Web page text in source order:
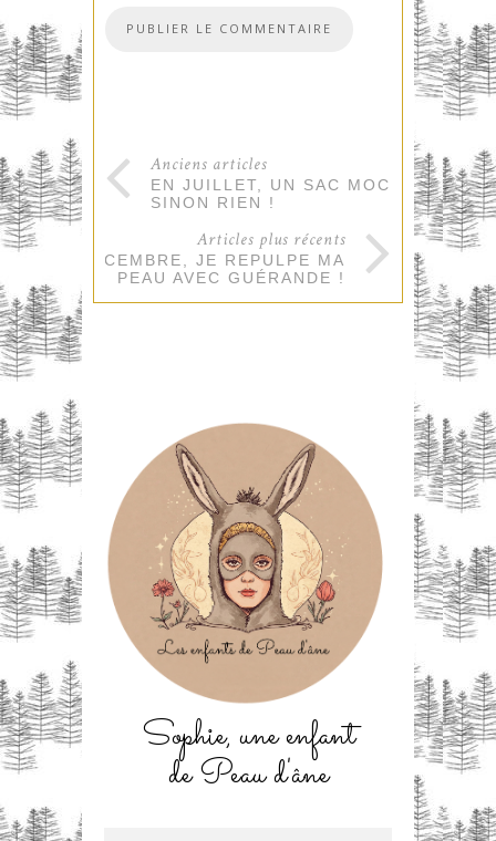
Anciens articles
EN JUILLET, UN SAC MOCCA,
SINON RIEN !
Articles plus récents
EN DÉCEMBRE, JE REPULPE MA
PEAU AVEC GUÉRANDE !
Sophie, une enfant
de Peau d'âne